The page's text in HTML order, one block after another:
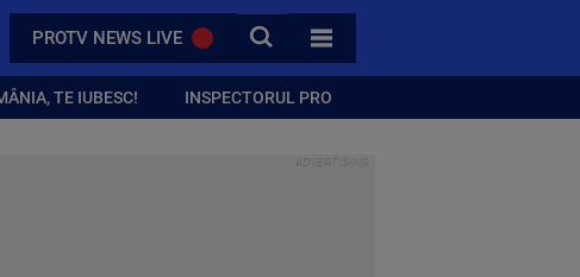
PROTV NEWS LIVE CAUTA
TOATE CATEGORIILE
TE IUBESC! INSPECTORUL PRO